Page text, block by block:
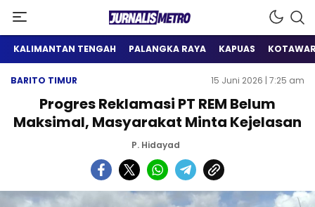
Jurnalis Metro
Satu Wadah Informasi
KALIMANTAN TENGAH PALANGKA RAYA KAPUAS
BARITO TIMUR 15 Juni 2026 | 7:25 am
Progres Reklamasi PT REM Belum
Maksimal, Masyarakat Minta Kejelasan
P. Hidayad